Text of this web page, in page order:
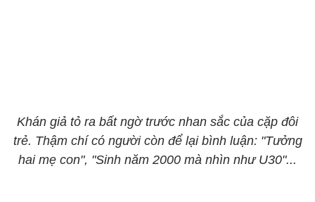
Khán giả tỏ ra bất ngờ trước nhan sắc của cặp đôi
trẻ. Thậm chí có người còn để lại bình luận: "Tưởng
hai mẹ con", "Sinh năm 2000 mà nhìn như U30"...